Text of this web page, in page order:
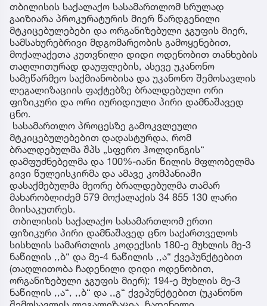
თბილისის საქალაქო სასამართლომ სრულად
გაიზიარა პროკურატურის მიერ წარდგენილი
მტკიცებულებები და ორგანიზებული ჯგუფის მიერ,
სამსახურებრივი მდგომარეობის გამოყენებით,
მოქალაქეთა კუთვნილი დიდი ოდენობით თანხების
თაღლითურად დაუფლების, ასევე უკანონო
სამეწარმეო საქმიანობისა და უკანონო შემოსავლის
ლეგალიზაციის ფაქტებზე ბრალდებული ორი
ფიზიკური და ორი იურიდიული პირი დამნაშავედ
ცნო.
სასამართლო პროცესზე გამოკვლეული
მტკიცებულებებით დადასტურდა, რომ
ბრალდებულმა შპს „სფერო ჰოლდინგის“
დამფუძნებელმა და 100%-იანი წილის მფლობელმა
გივი წულეისკირმა და ამავე კომპანიაში
დასაქმებულმა მეორე ბრალდებულმა თამარ
მახარობლიძემ 579 მოქალაქის 34 855 130 ლარი
მიისაკუთრეს.
თბილისის საქალაქო სასამართლომ ერთი
ფიზიკური პირი დამნაშავედ ცნო საქართველოს
სისხლის სამართლის კოდექსის 180-ე მუხლის მე-3
ნაწილის ,,ბ“ და მე-4 ნაწილის ,,ა“ ქვეპუნქტებით
(თაღლითობა ჩადენილი დიდი ოდენობით,
ორგანიზებული ჯგუფის მიერ); 194-ე მუხლის მე-3
ნაწილის ,,ა“, ,,ბ“ და ,,გ“ ქვეპუნქტებით (უკანონო